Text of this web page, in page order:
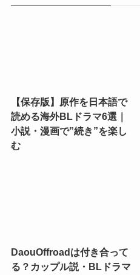
【保存版】原作を日本語で
読める海外BLドラマ6選｜
小説・漫画で”続き”を楽し
む
DaouOffroadは付き合って
る？カップル説・BLドラマ